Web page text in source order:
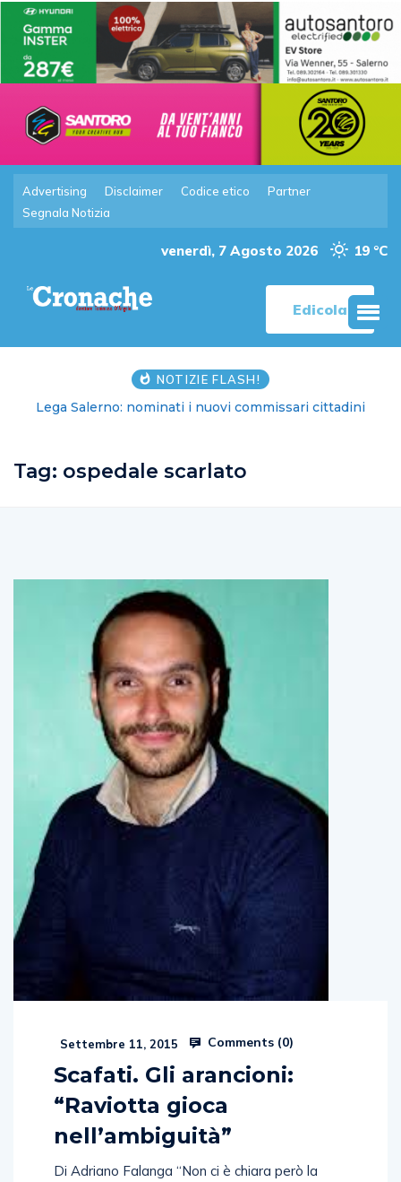
Advertising Disclaimer Codice etico
Partner
Segnala Notizia
venerdì, 7 Agosto 2026 19 °C
Edicola
NOTIZIE FLASH!
Lega Salerno: nominati i nuovi commissari cittadini
Tag: ospedale scarlato
Settembre 11, 2015 Comments (0)
Scafati. Gli arancioni:
“Raviotta gioca
nell’ambiguità”
Di Adriano Falanga “Non ci è chiara però la